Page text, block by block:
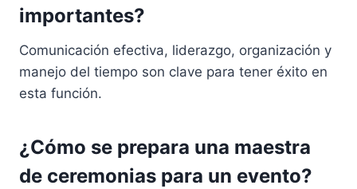
importantes?
Comunicación efectiva, liderazgo, organización y
manejo del tiempo son clave para tener éxito en
esta función.
¿Cómo se prepara una maestra
de ceremonias para un evento?